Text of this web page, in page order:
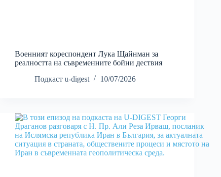
Военният кореспондент Лука Щайнман за
реалността на съвременните бойни дествия
Подкаст u-digest
10/07/2026